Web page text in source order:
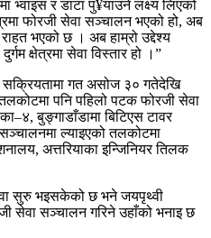
भ्वाइस र डाटा पु¥याउने लक्ष्य लिएको
फोरजी सेवा सञ्चालन भएको हो, अब
भएको छ । अब हाम्रो उद्देश्य
क्षेत्रमा सेवा विस्तार हो ।”
सक्रियतामा गत असोज ३० गतेदेखि
पनि पहिलो पटक फोरजी सेवा
बुङ्गाडाँडामा बिटिएस टावर
ल्याइएको तलकोटमा
अत्तरियाका इन्जिनियर तिलक
सुरु भइसकेको छ भने जयपृथ्वी
सेवा सञ्चालन गरिने उहाँको भनाइ छ